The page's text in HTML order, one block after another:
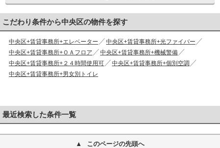
こだわり条件から中央区の物件を探す
中央区+賃貸事務所+エレベーター
中央区+賃貸事務所+光ファイバー
中央区+賃貸事務所+ＯＡフロア
中央区+賃貸事務所+機械警備
中央区+賃貸事務所+２４時間使用可
中央区+賃貸事務所+個別空調
中央区+賃貸事務所+男女別トイレ
最近検索した条件一覧
このページの先頭へ